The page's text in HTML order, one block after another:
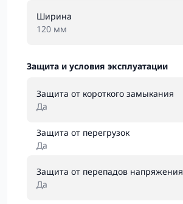
Ширина
120 мм
Защита и условия эксплуатации
Защита от короткого замыкания
Да
Защита от перегрузок
Да
Защита от перепадов напряжения
Да